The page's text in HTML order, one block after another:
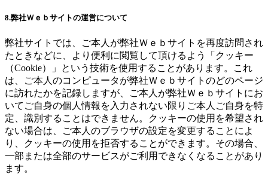
8.弊社Ｗｅｂサイトの運営について
弊社サイトでは、ご本人が弊社Ｗｅｂサイトを再度訪問され
たときなどに、より便利に閲覧して頂けるよう「クッキー
（Cookie）」という技術を使用することがあります。これ
は、ご本人のコンピュータが弊社Ｗｅｂサイトのどのページ
に訪れたかを記録しますが、ご本人が弊社Ｗｅｂサイトにお
いてご自身の個人情報を入力されない限りご本人ご自身を特
定、識別することはできません。クッキーの使用を希望され
ない場合は、ご本人のブラウザの設定を変更することによ
り、クッキーの使用を拒否することができます。その場合、
一部または全部のサービスがご利用できなくなることがあり
ます。